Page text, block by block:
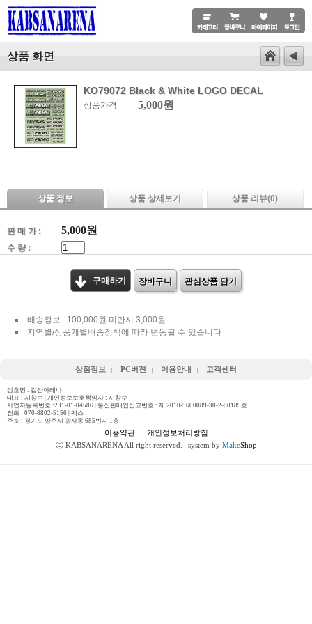
상품 화면
KO79072 Black & White LOGO DECAL
상품가격 5,000원
상품 정보 상품 상세보기 상품 리뷰(0)
판 매 가 : 5,000원
수 량 :
구매하기 장바구니 관심상품 담기
배송정보 : 100,000원 미만시 3,000원
지역별/상품개별배송정책에 따라 변동될 수 있습니다
상점정보 PC버젼 이용안내 고객센터
상호명 : 갑산아레나
대표 : 시창수 | 개인정보보호책임자 : 시창수
사업자등록번호 :231-01-04586 | 통신판매업신고번호 : 제 2010-5600089-30-2-00189호
전화 : 070-8802-5156 | 팩스 :
주소 : 경기도 양주시 광사동 685번지 1층
이용약관ㅣ 개인정보처리방침
ⓒ KABSANARENA All right reserved.
system by MakeShop